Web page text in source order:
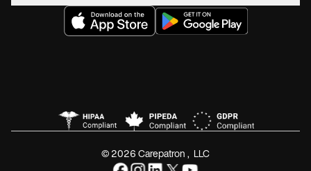
© 2026 Carepatron, LLC